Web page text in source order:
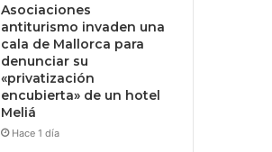
Asociaciones
antiturismo invaden una
cala de Mallorca para
denunciar su
«privatización
encubierta» de un hotel
Meliá
Hace 1 día